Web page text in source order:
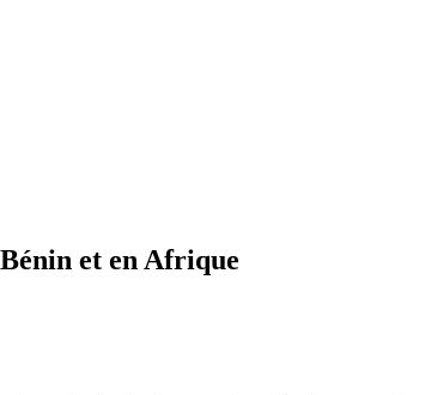
et en Afrique